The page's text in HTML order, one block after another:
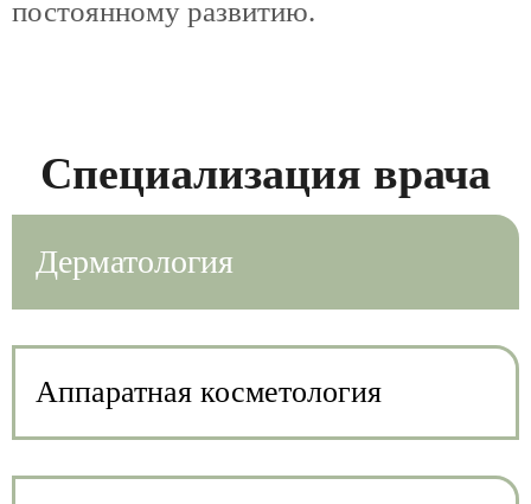
постоянному развитию.
Специализация врача
Дерматология
Аппаратная косметология